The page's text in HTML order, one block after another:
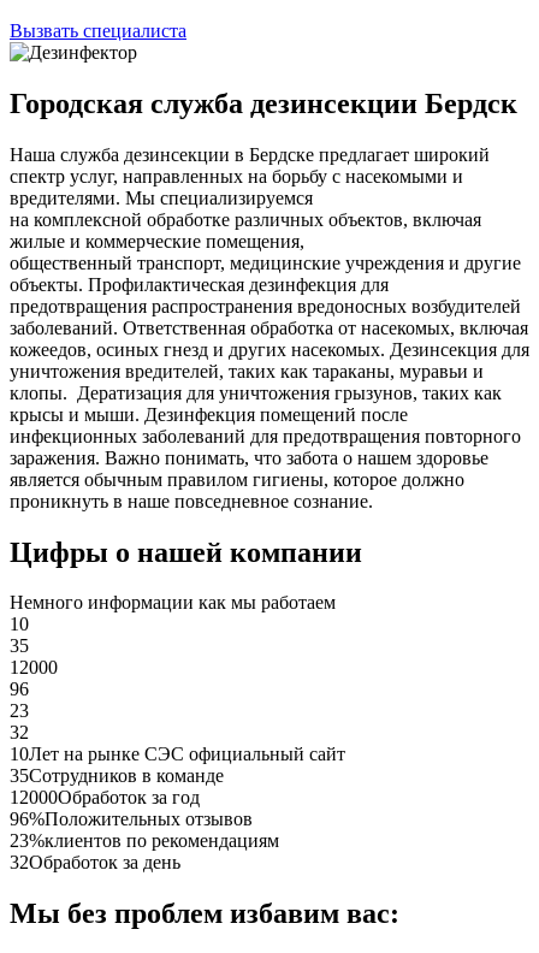
Вызвать специалиста
Городская служба дезинсекции Бердск
Наша служба дезинсекции в Бердске предлагает широкий
спектр услуг, направленных на борьбу с насекомыми и
вредителями. Мы специализируемся
на комплексной обработке различных объектов, включая
жилые и коммерческие помещения,
общественный транспорт, медицинские учреждения и другие
объекты. Профилактическая дезинфекция для
предотвращения распространения вредоносных возбудителей
заболеваний. Ответственная обработка от насекомых, включая
кожеедов, осиных гнезд и других насекомых. Дезинсекция для
уничтожения вредителей, таких как тараканы, муравьи и
клопы. Дератизация для уничтожения грызунов, таких как
крысы и мыши. Дезинфекция помещений после
инфекционных заболеваний для предотвращения повторного
заражения. Важно понимать, что забота о нашем здоровье
является обычным правилом гигиены, которое должно
проникнуть в наше повседневное сознание.
Цифры о нашей компании
Немного информации как мы работаем
10
35
12000
96
23
32
10Лет на рынке СЭС официальный сайт
35Сотрудников в команде
12000Обработок за год
96%Положительных отзывов
23%клиентов по рекомендациям
32Обработок за день
Мы без проблем избавим вас: